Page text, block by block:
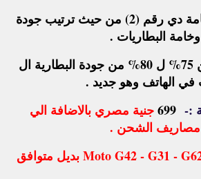
وبيكون ترتيب الخامة دي رقم (2) من حيث ترتيب جودة
وخامة البطاريات .
وجودتها بتكون من 75% ل 80% من جودة البطارية ال
في الهاتف وهو جديد .
:-
جنية مصري بالاضافة الي
مصاريف الشحن .